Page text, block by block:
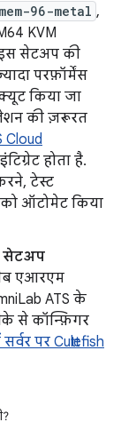
96-metal ,
KVM
इस सेटअप की
परफ़ॉर्मेंस
किया जा
की ज़रूरत
Cloud
होता है.
टेस्ट
को ऑटोमेट किया
सेटअप
एआरएम
ATS के
से कॉन्फ़िगर
पर Cuttlefish